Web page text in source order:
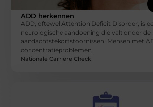
ADD herkennen
ADD, oftewel Attention Deficit Disorder, is
neurologische aandoening die valt onder de
aandachtstekortstoornissen. Mensen met
concentratieproblemen,
Nationale Carriere Check